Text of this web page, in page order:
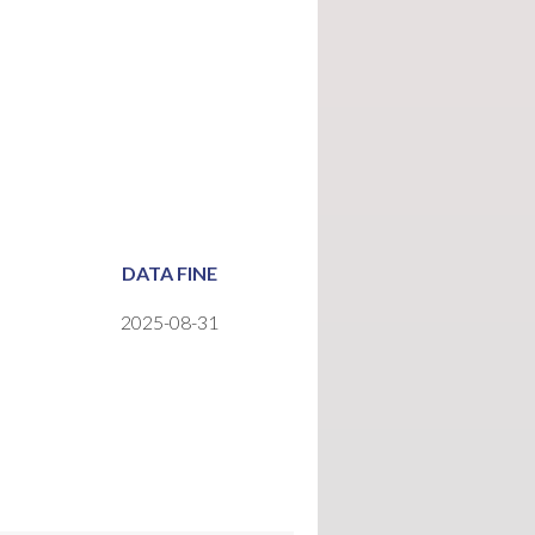
DATA FINE
2025-08-31